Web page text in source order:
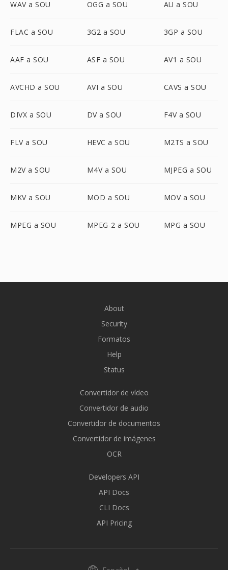
WAV a SOU OGG a SOU AU a SOU
FLAC a SOU 3G2 a SOU 3GP a SOU
AAF a SOU ASF a SOU AV1 a SOU
AVCHD a SOU AVI a SOU CAVS a SOU
DIVX a SOU DV a SOU F4V a SOU
FLV a SOU HEVC a SOU M2TS a SOU
M2V a SOU M4V a SOU MJPEG a SOU
MKV a SOU MOD a SOU MOV a SOU
MPEG a SOU MPEG-2 a SOU MPG a SOU
About
Security
Formatos
Help
Status
Convertidor de vídeo
Convertidor de audio
Convertidor de documentos
Convertidor de imágenes
OCR
Developers API
API Docs
CLI Docs
API Pricing